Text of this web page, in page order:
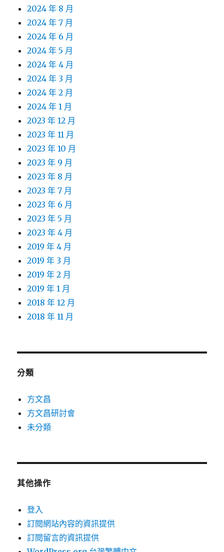
2024 年 8 月
2024 年 7 月
2024 年 6 月
2024 年 5 月
2024 年 4 月
2024 年 3 月
2024 年 2 月
2024 年 1 月
2023 年 12 月
2023 年 11 月
2023 年 10 月
2023 年 9 月
2023 年 8 月
2023 年 7 月
2023 年 6 月
2023 年 5 月
2023 年 4 月
2019 年 4 月
2019 年 3 月
2019 年 2 月
2019 年 1 月
2018 年 12 月
2018 年 11 月
分類
方文昌
方文昌研討會
未分類
其他操作
登入
訂閱網站內容的資訊提供
訂閱留言的資訊提供